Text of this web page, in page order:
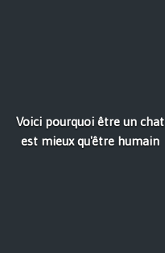
Voici pourquoi être un chat
est mieux qu'être humain